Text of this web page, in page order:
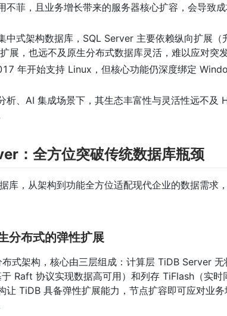
不菲，且业务增长带来的服务器核心扩容，会导致
中式架构数据库，SQL Server 主要依赖纵向扩展
展，也远不及原生分布式数据库灵活，难以应对突
年开始支持 Linux，但核心功能仍深度绑定
析、AI 集成场景下，其生态丰富性与灵活性远不及
：全方位突破传统数据库瓶颈
库，从架构到功能全方位适配现代企业的数据需求
分布式的弹性扩展
式架构，核心由三层组成：计算层 TiDB Server
Raft 协议实现数据高可用）和列存 TiFlash（实时
让 TiDB 具备弹性扩展能力，节点扩容即可应对业